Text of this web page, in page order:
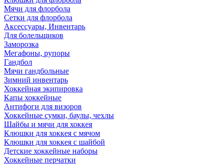
Мячи для флорбола
Сетки для флорбола
Аксессуары, Инвентарь
Для болельщиков
Заморозка
Мегафоны, рупоры
Гандбол
Мячи гандбольные
Зимний инвентарь
Хоккейная экипировка
Капы хоккейные
Антифоги для визоров
Хоккейные сумки, баулы, чехлы
Шайбы и мячи для хоккея
Клюшки для хоккея с мячом
Клюшки для хоккея с шайбой
Детские хоккейные наборы
Хоккейные перчатки